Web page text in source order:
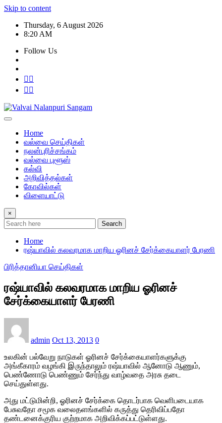
Skip to content
Thursday, 6 August 2026
8:20 AM
Follow Us
Home
வல்வை செய்திகள்
நலன்புரிச்சங்கம்
வல்வை புளூஸ்
கல்வி
அறிவித்தல்கள்
கோவில்கள்
விளையாட்டு
×
Search
Home
ரஷ்யாவில் கலவரமாக மாறிய ஓரினச் சேர்க்கையாளர் பேரணி
பிரித்தானியா செய்திகள்
ரஷ்யாவில் கலவரமாக மாறிய ஓரினச்
சேர்க்கையாளர் பேரணி
admin Oct 13, 2013 0
உலகின் பல்வேறு நாடுகள் ஓரினச் சேர்க்கையாளர்களுக்கு
அங்கீகாரம் வழங்கி இருந்தாலும் ரஷ்யாவில் ஆனோடு ஆணும்,
பெண்ணோடு பெண்ணும் சேர்ந்து வாழ்வதை அரசு தடை
செய்துள்ளது.
அது மட்டுமின்றி, ஓரினச் சேர்க்கை தொடர்பாக வெளிபடையாக
பேசுவதோ சமூக வலைதளங்களில் கருத்து தெரிவிப்பதோ
தண்டனைக்குரிய குற்றமாக அறிவிக்கப்பட்டுள்ளது.